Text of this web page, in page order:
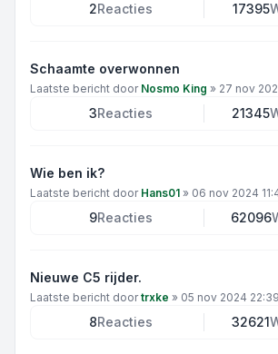
2Reacties 17395
Schaamte overwonnen
Laatste bericht door Nosmo King » 27 nov
3Reacties 21345
Wie ben ik?
Laatste bericht door Hans01 » 06 nov 2024
9Reacties 62096
Nieuwe C5 rijder.
Laatste bericht doortrxke » 05 nov 2024 22:39
8Reacties 32621